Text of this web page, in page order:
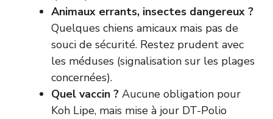
Animaux errants, insectes dangereux ?
Quelques chiens amicaux mais pas de
souci de sécurité. Restez prudent avec
les méduses (signalisation sur les plages
concernées).
Quel vaccin ? Aucune obligation pour
Koh Lipe, mais mise à jour DT-Polio